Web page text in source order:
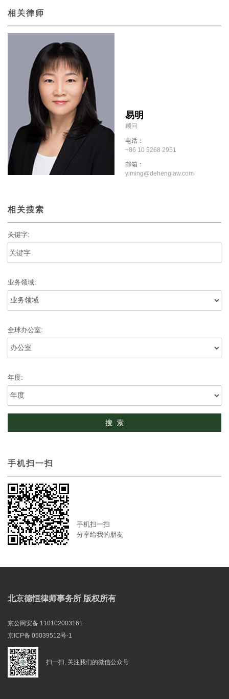
相关律师
易明
顾问
电话：
+86 10 5268 2951
邮箱：
yiming@dehenglaw.com
相关搜索
关键字:
业务领域:
全球办公室:
年度:
手机扫一扫
手机扫一扫
分享给我的朋友
北京德恒律师事务所 版权所有
京公网安备 110102003161
京ICP备 05039512号-1
扫一扫, 关注我们的微信公众号